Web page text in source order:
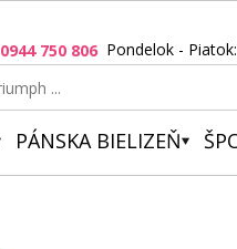
0944 750 806 Pondelok -
PÁNSKA BIELIZEŇ